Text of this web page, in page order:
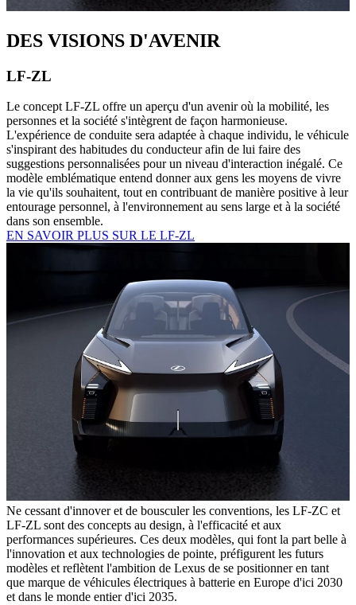
DES VISIONS D'AVENIR
LF-ZL
Le concept LF-ZL offre un aperçu d'un avenir où la mobilité, les
personnes et la société s'intègrent de façon harmonieuse.
L'expérience de conduite sera adaptée à chaque individu, le véhicule
s'inspirant des habitudes du conducteur afin de lui faire des
suggestions personnalisées pour un niveau d'interaction inégalé. Ce
modèle emblématique entend donner aux gens les moyens de vivre
la vie qu'ils souhaitent, tout en contribuant de manière positive à leur
entourage personnel, à l'environnement au sens large et à la société
dans son ensemble.
EN SAVOIR PLUS SUR LE LF-ZL
Ne cessant d'innover et de bousculer les conventions, les LF-ZC et
LF-ZL sont des concepts au design, à l'efficacité et aux
performances supérieures. Ces deux modèles, qui font la part belle à
l'innovation et aux technologies de pointe, préfigurent les futurs
modèles et reflètent l'ambition de Lexus de se positionner en tant
que marque de véhicules électriques à batterie en Europe d'ici 2030
et dans le monde entier d'ici 2035.